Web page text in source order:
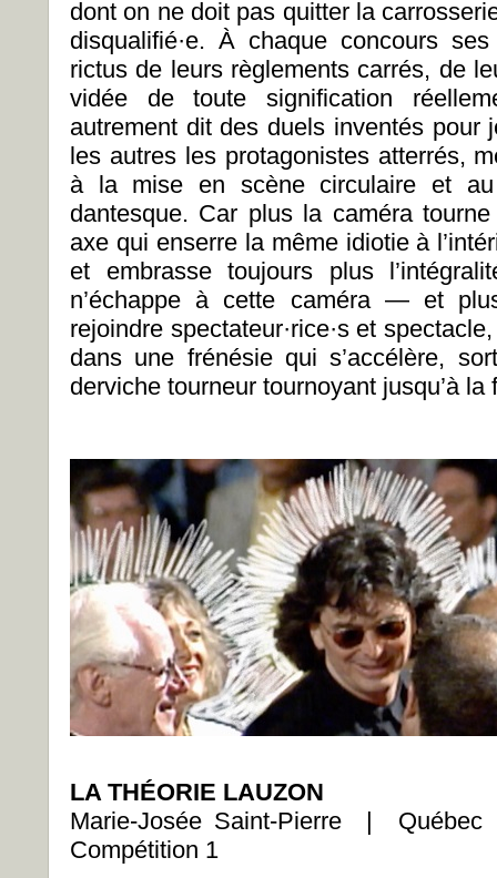
dont on ne doit pas quitter la
disqualifié·e. À chaque concours
rictus de leurs règlements carrés, de
vidée de toute signification
autrement dit des duels inventés pour
les autres les protagonistes atterrés,
à la mise en scène circulaire et au
dantesque. Car plus la caméra
axe qui enserre la même idiotie à
et embrasse toujours plus
n’échappe à cette caméra — et
rejoindre spectateur·rice·s et
dans une frénésie qui s’accélère,
derviche tourneur tournoyant jusqu’à
LA THÉORIE LAUZON
Marie-Josée Saint-Pierre |
Compétition 1